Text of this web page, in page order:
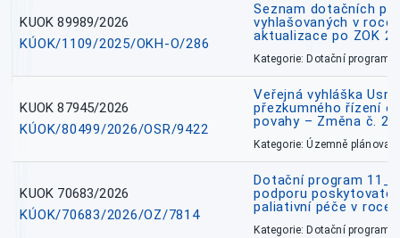
KUOK 89989/2026
KÚOK/1109/2025/OKH-O/286
Seznam dotačních
vyhlašovaných v roce
aktualizace po ZOK
Kategorie: Dotační
KUOK 87945/2026
KÚOK/80499/2026/OSR/9422
Veřejná vyhláška
přezkumného řízení
povahy – Změna č. 2
Kategorie: Územně
KUOK 70683/2026
KÚOK/70683/2026/OZ/7814
Dotační program
podporu
paliativní péče v roce
Kategorie: Dotační